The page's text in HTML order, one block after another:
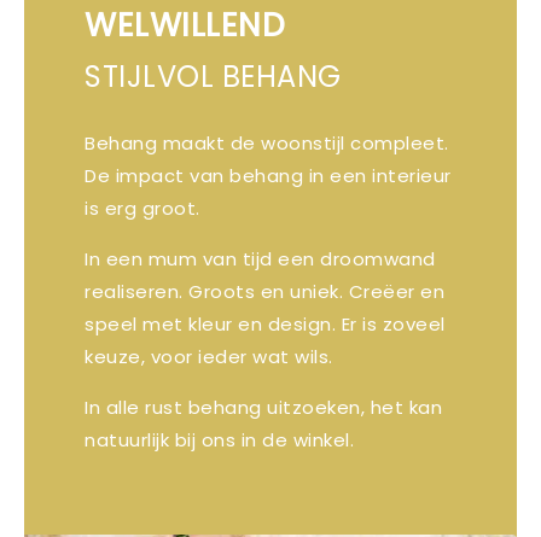
WELWILLEND
STIJLVOL BEHANG
Behang maakt de woonstijl compleet.
De impact van behang in een interieur
is erg groot.
In een mum van tijd een droomwand
realiseren. Groots en uniek. Creëer en
speel met kleur en design. Er is zoveel
keuze, voor ieder wat wils.
In alle rust behang uitzoeken, het kan
natuurlijk bij ons in de winkel.